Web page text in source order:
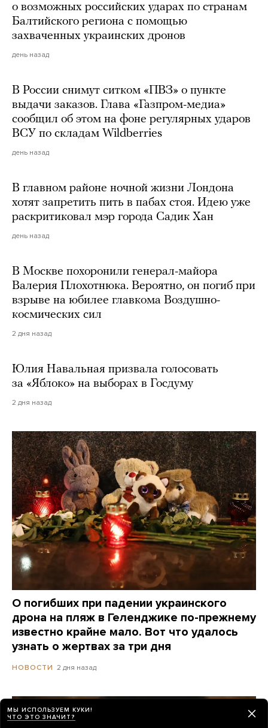
о возможных российских ударах по странам
Балтийского региона с помощью
захваченных украинских дронов
день назад
В России снимут ситком «ПВЗ» о пункте
выдачи заказов. Глава «Газпром-медиа»
сообщил об этом на фоне регулярных ударов
ВСУ по складам Wildberries
день назад
В главном районе ночной жизни Лондона
хотят запретить пить в пабах стоя. Идею уже
раскритиковал мэр города Садик Хан
день назад
В Москве похоронили генерал-майора
Валерия Плохотнюка. Вероятно, он погиб при
взрыве на юбилее главкома Воздушно-
космических сил
2 дня назад
Юлия Навальная призвала голосовать
за «Яблоко» на выборах в Госдуму
2 дня назад
О погибших при падении украинского
дрона на пляж в Геленджике по-прежнему
известно крайне мало. Вот что удалось
узнать о жертвах за три дня
НОВОСТИ 2 дня назад
МЫ ИСПОЛЬЗУЕМ КУКИ!
ЧТО ЭТО ЗНАЧИТ?